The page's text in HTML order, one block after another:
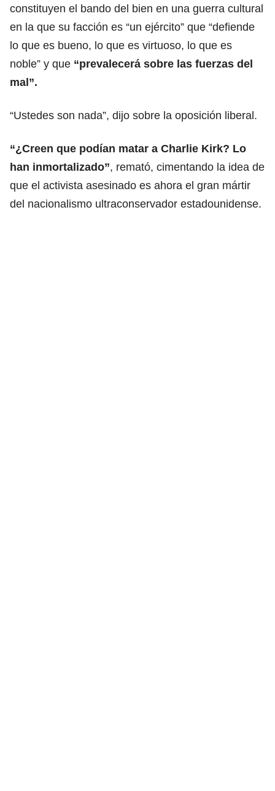
constituyen el bando del bien en una guerra cultural
en la que su facción es “un ejército” que “defiende
lo que es bueno, lo que es virtuoso, lo que es
noble” y que “prevalecerá sobre las fuerzas del
mal”.
“Ustedes son nada”, dijo sobre la oposición liberal.
“¿Creen que podían matar a Charlie Kirk? Lo
han inmortalizado”, remató, cimentando la idea de
que el activista asesinado es ahora el gran mártir
del nacionalismo ultraconservador estadounidense.